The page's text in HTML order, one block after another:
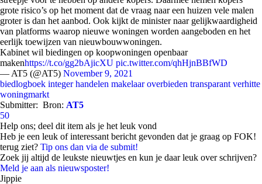
grote risico’s op het moment dat de vraag naar een huizen vele malen
groter is dan het aanbod. Ook kijkt de minister naar gelijkwaardigheid
van platforms waarop nieuwe woningen worden aangeboden en het
eerlijk toewijzen van nieuwbouwwoningen.
Kabinet wil biedingen op koopwoningen openbaar
makenhttps://t.co/gg2bAjicXU pic.twitter.com/qhHjnBBfWD
— AT5 (@AT5) November 9, 2021
biedlogboek integer handelen makelaar overbieden transparant verhitte
woningmarkt
Submitter: Bron: AT5
50
Help ons; deel dit item als je het leuk vond
Heb je een leuk of interessant bericht gevonden dat je graag op FOK!
terug ziet? Tip ons dan via de submit!
Zoek jij altijd de leukste nieuwtjes en kun je daar leuk over schrijven?
Meld je aan als nieuwsposter!
Jippie